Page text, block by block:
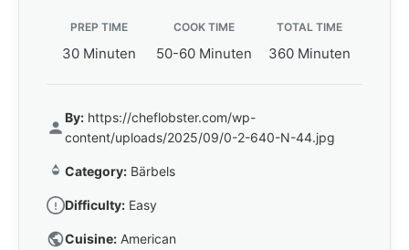
PREP TIME
30 Minuten
COOK TIME
50-60 Minuten
TOTAL TIME
360 Minuten
By: https://cheflobster.com/wp-
content/uploads/2025/09/0-2-640-N-44.jpg
Category: Bärbels
Difficulty: Easy
Cuisine: American